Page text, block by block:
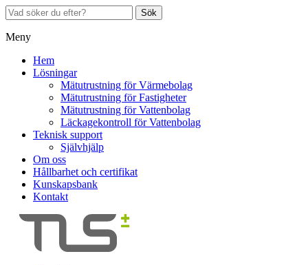
Sök
Meny
Hem
Lösningar
Mätutrustning för Värmebolag
Mätutrustning för Fastigheter
Mätutrustning för Vattenbolag
Läckagekontroll för Vattenbolag
Teknisk support
Självhjälp
Om oss
Hållbarhet och certifikat
Kunskapsbank
Kontakt